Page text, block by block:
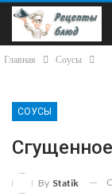
Главная Соусы
СОУСЫ
By Statik